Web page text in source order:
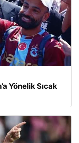
Yönelik Sıcak